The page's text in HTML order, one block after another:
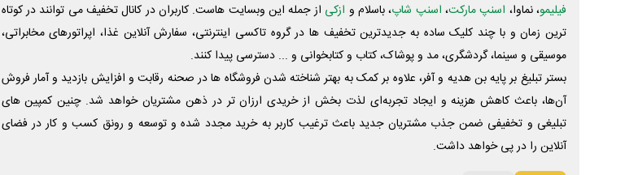
فیلیمو، نماوا، اسنپ مارکت، اسنپ شاپ، باسلام و ازکی از جمله این وبسایت ‌هاست. کاربران در کانال تخفیف می توانند در کوتاه
ترین زمان و با چند کلیک ساده به جدیدترین تخفیف ها در گروه تاکسی اینترنتی، سفارش آنلاین غذا، اپراتورهای مخابراتی،
موسیقی و سینما، گردشگری، مد و پوشاک، کتاب و کتابخوانی و ... دسترسی پیدا کنند.
بستر تبلیغ بر پایه بن هدیه و آفر، علاوه بر کمک به بهتر شناخته شدن فروشگاه ها در صحنه رقابت و افزایش بازدید و آمار فروش
آن‌ها، باعث کاهش هزینه و ایجاد تجربه‌ای لذت بخش از خریدی ارزان تر در ذهن مشتریان خواهد شد. چنین کمپین های
تبلیغی و تخفیفی ضمن جذب مشتریان جدید باعث ترغیب کاربر به خرید مجدد شده و توسعه و رونق کسب و کار در فضای
آنلاین را در پی خواهد داشت.